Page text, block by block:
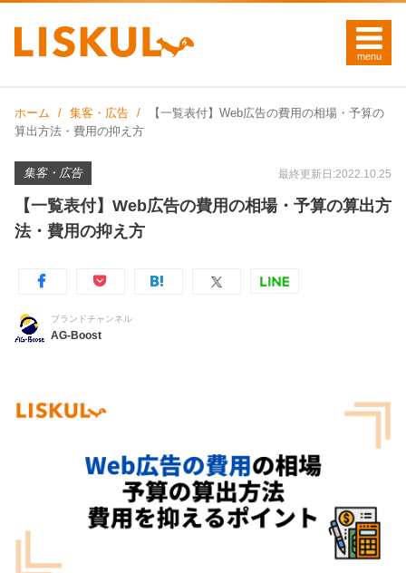
ホーム 集客・広告
【一覧表付】Web広告の費用の相場・予算の
算出方法・費用の抑え方
集客・広告 最終更新日:2022.10.25
【一覧表付】Web広告の費用の相場・予算の算出方
法・費用の抑え方
ブランドチャンネル
AG-Boost